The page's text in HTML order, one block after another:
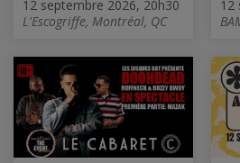
12 septembre 2026, 20h30
L'Escogriffe, Montréal, QC
12